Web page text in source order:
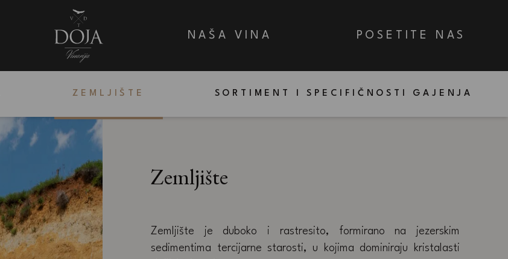
NAŠA VINA POSETITE NAS
ZEMLJIŠTE SORTIMENT I SPECIFIČNOSTI GAJENJA
Zemljište
Zemljište je duboko i rastresito, formirano na jezerskim
sedimentima tercijarne starosti, u kojima dominiraju kristalasti